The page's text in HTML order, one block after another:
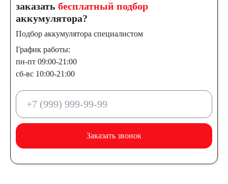
заказать бесплатный подбор
аккумулятора?
Подбор аккумулятора специалистом
График работы:
пн-пт 09:00-21:00
сб-вс 10:00-21:00
Заказать звонок